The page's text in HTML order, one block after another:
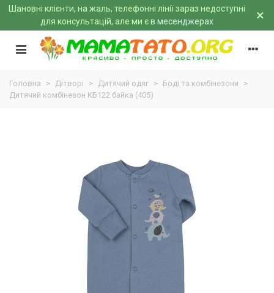
Шановні клієнти, на жаль, телефонні лінії зараз недоступні
для консультацій, але ми єв месенджерах ×
Головна > Дітворі > Дитячий одяг > Боді та комбінезони
>
Дитячий комбінезон КБ122 байка (405)